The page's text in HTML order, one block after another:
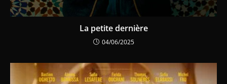
La petite dernière
04/06/2025